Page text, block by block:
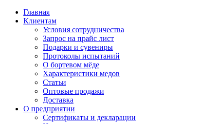
Главная
Клиентам
Условия сотрудничества
Запрос на прайс лист
Подарки и сувениры
Протоколы испытаний
О бортевом мёде
Характеристики медов
Статьи
Оптовые продажи
Доставка
О предприятии
Сертификаты и декларации